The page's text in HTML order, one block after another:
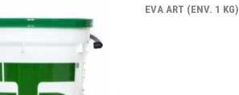
EVA ART (ENV. 1 KG)